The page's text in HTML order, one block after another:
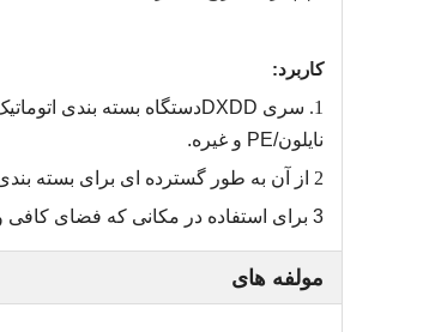
کاربرد:
1. سری DXDD دستگاه بسته بندی
نایلون/PE و غیره.
2 از آن به طور گسترده ای برای بسته
3 برای استفاده در مکانی که فضای کافی
مولفه های